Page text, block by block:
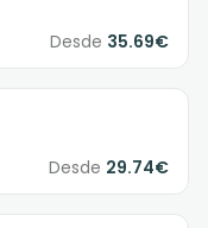
Desde 35.69€
Desde 29.74€